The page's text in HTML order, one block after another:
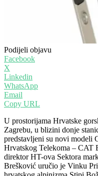
Podijeli objavu
Facebook
X
Linkedin
WhatsApp
Email
Copy URL
U prostorijama Hrvatske
Zagrebu, u blizini donje
predstavljeni su novi modeli
Hrvatskog Telekoma – CAT
direktor HT-ova Sektora
Brešković uručio je Vinku